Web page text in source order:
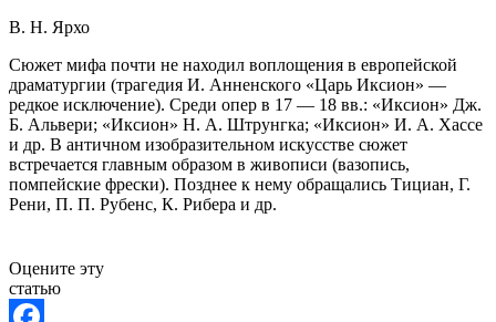
В. Н. Ярхо
Сюжет мифа почти не находил воплощения в европейской
драматургии (трагедия И. Анненского «Царь Иксион» —
редкое исключение). Среди опер в 17 — 18 вв.: «Иксион» Дж.
Б. Альвери; «Иксион» Н. А. Штрунгка; «Иксион» И. А. Хассе
и др. В античном изобразительном искусстве сюжет
встречается главным образом в живописи (вазопись,
помпейские фрески). Позднее к нему обращались Тициан, Г.
Рени, П. П. Рубенс, К. Рибера и др.
Оцените эту
статью